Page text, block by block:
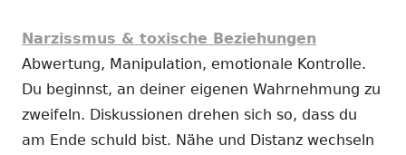
Narzissmus & toxische Beziehungen
Abwertung, Manipulation, emotionale Kontrolle.
Du beginnst, an deiner eigenen Wahrnehmung zu
zweifeln. Diskussionen drehen sich so, dass du
am Ende schuld bist. Nähe und Distanz wechseln